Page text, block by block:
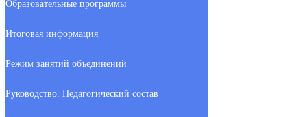
Образовательные программы
Итоговая информация
Режим занятий объединений
Руководство. Педагогический состав